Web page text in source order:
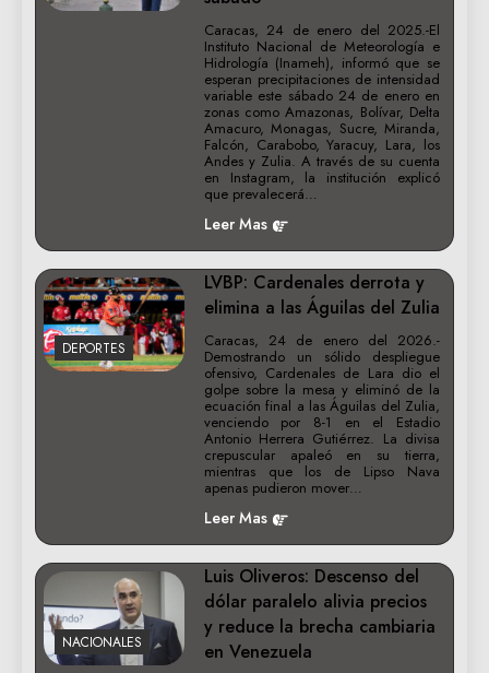
Caracas, 24 de enero del 2025.-El
Instituto Nacional de Meteorología e
Hidrología (Inameh), informó que se
esperan precipitaciones de intensidad
variable este sábado 24 de enero en
zonas como Amazonas, Bolívar, Delta
Amacuro, Monagas, Sucre, Miranda,
Falcón, Carabobo, Yaracuy, Lara, los
Andes y Zulia. A través de su cuenta
en Instagram, la institución explicó
que prevalecerá…
Leer Mas
DEPORTES
LVBP: Cardenales derrota y
elimina a las Águilas del Zulia
Caracas, 24 de enero del 2026.-
Demostrando un sólido despliegue
ofensivo, Cardenales de Lara dio el
golpe sobre la mesa y eliminó de la
ecuación final a las Águilas del Zulia,
venciendo por 8-1 en el Estadio
Antonio Herrera Gutiérrez. La divisa
crepuscular apaleó en su tierra,
mientras que los de Lipso Nava
apenas pudieron mover…
Leer Mas
NACIONALES
Luis Oliveros: Descenso del
dólar paralelo alivia precios
y reduce la brecha cambiaria
en Venezuela